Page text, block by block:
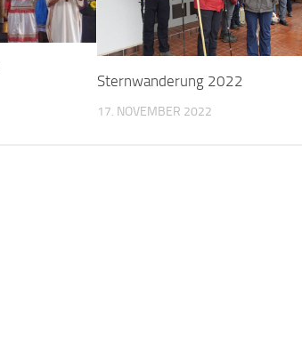
Sternwanderung 2022
17. NOVEMBER 2022